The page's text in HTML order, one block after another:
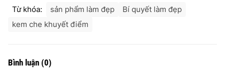
Từ khóa: sản phẩm làm đẹp
Bí quyết làm đẹp
kem che khuyết điểm
Bình luận (0)